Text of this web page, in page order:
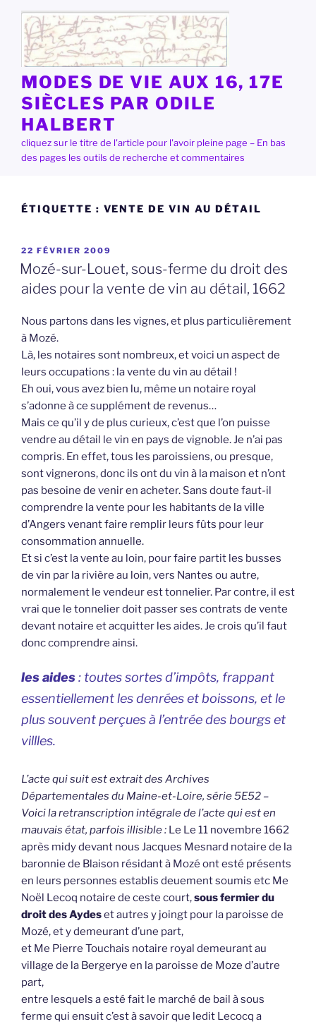
contenu
principal
MODES DE VIE AUX 16, 17E
SIÈCLES PAR ODILE
HALBERT
cliquez sur le titre de l'article pour l'avoir pleine page – En bas
des pages les outils de recherche et commentaires
ÉTIQUETTE : VENTE DE VIN AU DÉTAIL
PUBLIÉ
LE
22 FÉVRIER 2009
Mozé-sur-Louet, sous-ferme du droit des
aides pour la vente de vin au détail, 1662
Nous partons dans les vignes, et plus particulièrement
à Mozé.
Là, les notaires sont nombreux, et voici un aspect de
leurs occupations : la vente du vin au détail !
Eh oui, vous avez bien lu, même un notaire royal
s’adonne à ce supplément de revenus…
Mais ce qu’il y de plus curieux, c’est que l’on puisse
vendre au détail le vin en pays de vignoble. Je n’ai pas
compris. En effet, tous les paroissiens, ou presque,
sont vignerons, donc ils ont du vin à la maison et n’ont
pas besoine de venir en acheter. Sans doute faut-il
comprendre la vente pour les habitants de la ville
d’Angers venant faire remplir leurs fûts pour leur
consommation annuelle.
Et si c’est la vente au loin, pour faire partit les busses
de vin par la rivière au loin, vers Nantes ou autre,
normalement le vendeur est tonnelier. Par contre, il est
vrai que le tonnelier doit passer ses contrats de vente
devant notaire et acquitter les aides. Je crois qu’il faut
donc comprendre ainsi.
les aides : toutes sortes d’impôts, frappant
essentiellement les denrées et boissons, et le
plus souvent perçues à l’entrée des bourgs et
villles.
L’acte qui suit est extrait des Archives
Départementales du Maine-et-Loire, série 5E52 –
Voici la retranscription intégrale de l’acte qui est en
mauvais état, parfois illisible : Le Le 11 novembre 1662
après midy devant nous Jacques Mesnard notaire de la
baronnie de Blaison résidant à Mozé ont esté présents
en leurs personnes establis deuement soumis etc Me
Noël Lecoq notaire de ceste court,sous fermier du
droit des Aydeset autres y joingt pour la paroisse de
Mozé, et y demeurant d’une part,
et Me Pierre Touchais notaire royal demeurant au
village de la Bergerye en la paroisse de Moze d’autre
part,
entre lesquels a esté fait le marché de bail à sous
ferme qui ensuit c’est à savoir que ledit Lecocq a